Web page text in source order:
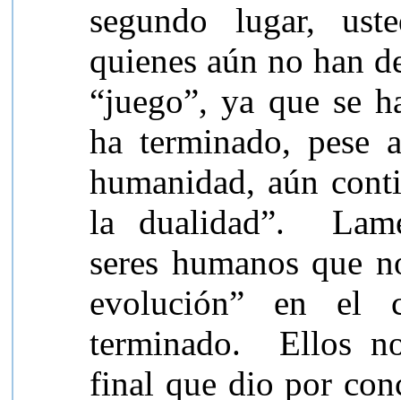
segundo lugar,
quienes aún no han
“juego”, ya que se
ha terminado, pese
humanidad, aún
la dualidad”.
seres humanos que
evolución” en el
terminado. Ellos
final que dio por